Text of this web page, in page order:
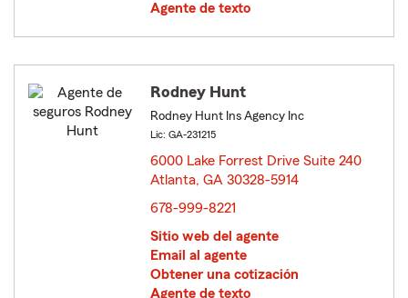
Agente de texto
Rodney Hunt
Rodney Hunt Ins Agency Inc
Lic: GA-231215
6000 Lake Forrest Drive Suite 240
Atlanta, GA 30328-5914
678-999-8221
Sitio web del agente
Email al agente
Obtener una cotización
Agente de texto